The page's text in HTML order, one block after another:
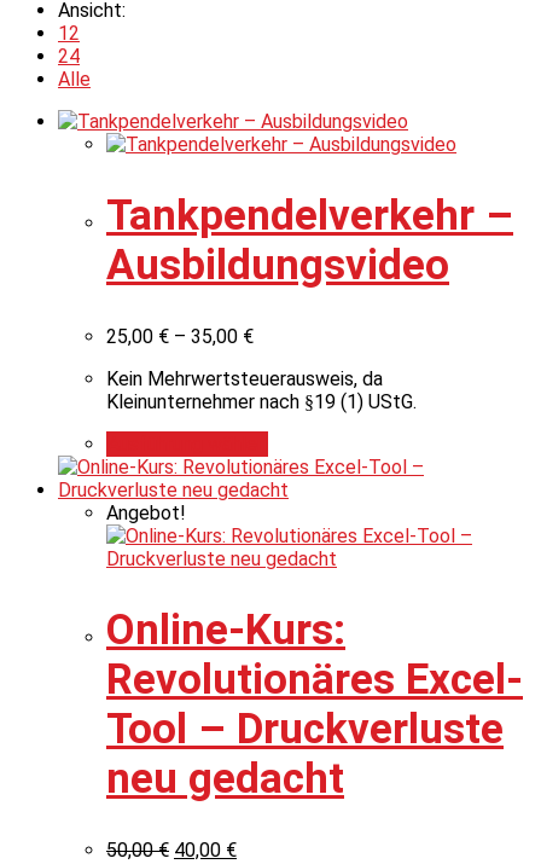
Ansicht:
12
24
Alle
Tankpendelverkehr –
Ausbildungsvideo
25,00 € – 35,00 €
Kein Mehrwertsteuerausweis, da
Kleinunternehmer nach §19 (1) UStG.
Angebot!
Online-Kurs:
Revolutionäres Excel-
Tool – Druckverluste
neu gedacht
50,00€ 40,00 €